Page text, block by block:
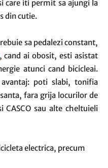
care iti permit sa ajungi la
din cutie.
sa pedalezi constant,
cand ai obosit, esti asistat
atunci cand bicicleai.
poti slabi, tonifia
fara grija locurilor de
CASCO sau alte cheltuieli
electrica, precum